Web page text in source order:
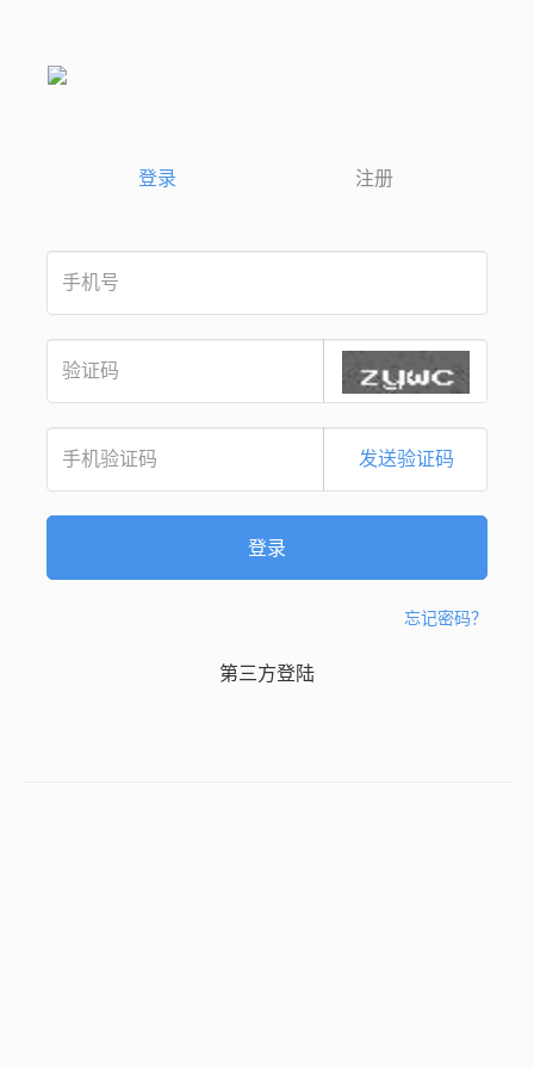
登录 注册
发送验证码
忘记密码？
第三方登陆